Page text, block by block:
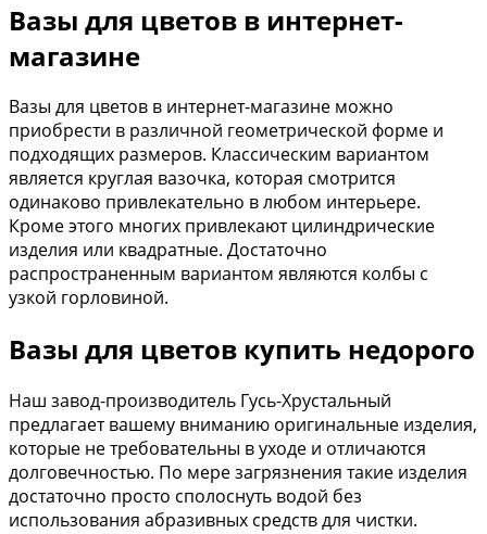
Вазы для цветов в интернет-
магазине
Вазы для цветов в интернет-магазине можно
приобрести в различной геометрической форме и
подходящих размеров. Классическим вариантом
является круглая вазочка, которая смотрится
одинаково привлекательно в любом интерьере.
Кроме этого многих привлекают цилиндрические
изделия или квадратные. Достаточно
распространенным вариантом являются колбы с
узкой горловиной.
Вазы для цветов купить недорого
Наш завод-производитель Гусь-Хрустальный
предлагает вашему вниманию оригинальные изделия,
которые не требовательны в уходе и отличаются
долговечностью. По мере загрязнения такие изделия
достаточно просто сполоснуть водой без
использования абразивных средств для чистки.